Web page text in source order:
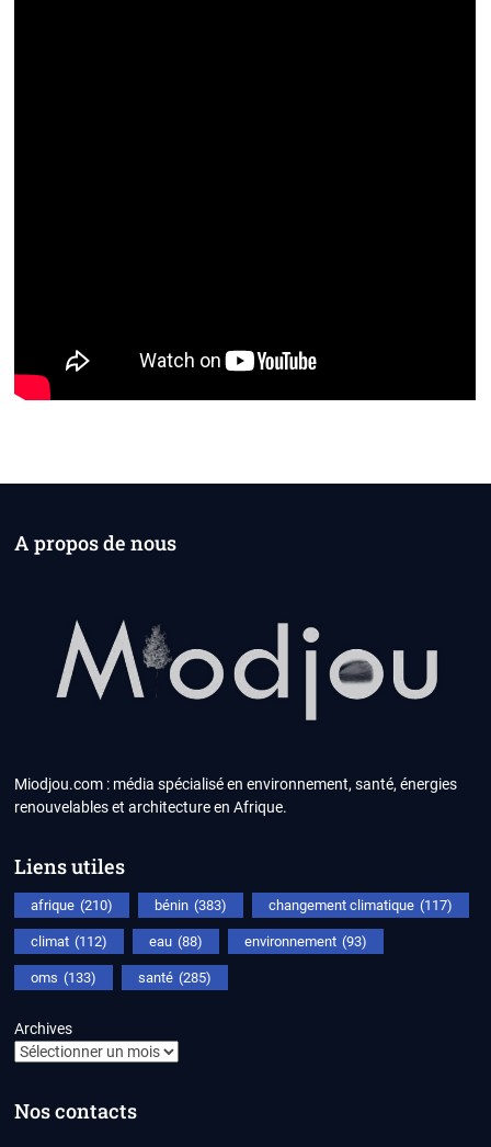
A propos de nous
Miodjou.com : média spécialisé en environnement, santé, énergies
renouvelables et architecture en Afrique.
Liens utiles
afrique (210) bénin (383) changement climatique (117)
climat (112) eau (88) environnement (93)
oms (133) santé (285)
Archives
Nos contacts